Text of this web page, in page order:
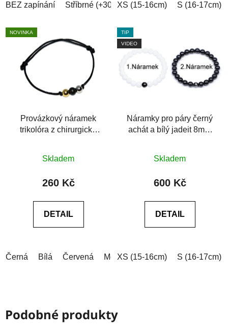
BEZ zapínání Stříbrné (+30Kč) Černé (+40Kč) Zlaté
XS (15-16cm) S (16-17cm)
NOVINKA
Provázkový náramek
trikolóra z chirurgické
hodnocení
produktu
z
Skladem
260 Kč
DETAIL
Černá Bílá Červená Modrá Šedá Růžová
TIP
VIDEO
Náramky pro páry černý
achát a bílý jadeit 8mm
Skladem
600 Kč
DETAIL
XS (15-16cm) S (16-17cm)
Podobné produkty